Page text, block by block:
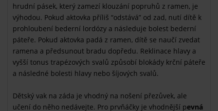
hrudní pásek, který zamezí klouzání popruhů z ramen, je
výhodou. Pokud aktovka příliš “odstává” od zad, nutí dítě k
prohloubení bederní lordózy a následuje bolest bederní
páteře. Pokud aktovka padá z ramen, dítě se naučí zvedat
ramena a předsunout bradu dopředu. Reklinace hlavy a
vyšší tonus trapézových svalů způsobí blokády krční páteře
a následné bolesti hlavy nebo šíjových svalů.
Dětský vak na záda je vhodný na nošení přezůvek, ale
učení do něho nedávejte. Pro prvňáčky je vhodnější pevná